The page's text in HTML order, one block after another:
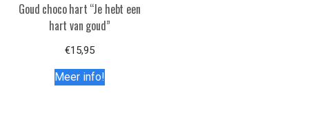
Goud choco hart “Je hebt een
hart van goud”
€15,95
Meer info!